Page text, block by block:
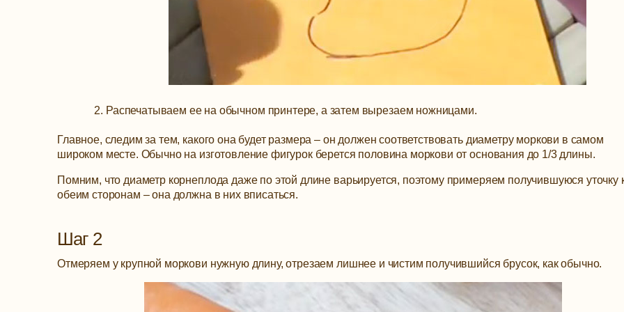
Распечатываем ее на обычном принтере, а затем вырезаем ножницами.
Главное, следим за тем, какого она будет размера – он должен соответствовать диаметру моркови в самом
широком месте. Обычно на изготовление фигурок берется половина моркови от основания до 1/3 длины.
Помним, что диаметр корнеплода даже по этой длине варьируется, поэтому примеряем получившуюся уточку
обеим сторонам – она должна в них вписаться.
Шаг 2
Отмеряем у крупной моркови нужную длину, отрезаем лишнее и чистим получившийся брусок, как обычно.